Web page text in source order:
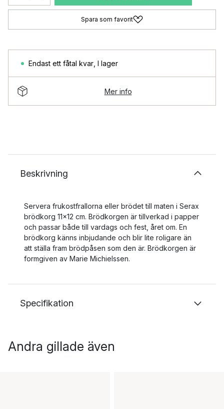
Spara som favorit
Endast ett fåtal kvar I lager
Mer info
Beskrivning
Servera frukostfrallorna eller brödet till maten i Serax
brödkorg 11x12 cm. Brödkorgen är tillverkad i papper
och passar både till vardags och fest, året om. En
brödkorg känns inbjudande och blir lite roligare än
att ställa fram brödpåsen som den är. Brödkorgen är
formgiven av Marie Michielssen.
Specifikation
Andra gillade även